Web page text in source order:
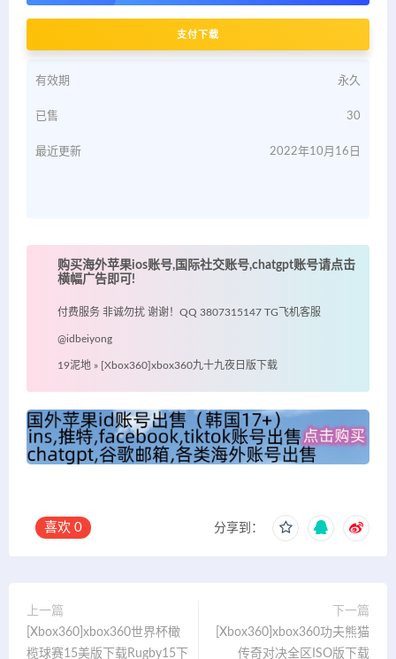
支付下载
有效期 永久
已售 30
最近更新 2022年10月16日
购买海外苹果ios账号,国际社交账号,chatgpt账号请点击
横幅广告即可!
付费服务 非诚勿扰 谢谢！QQ 3807315147 TG飞机客服
@idbeiyong
19泥地 » [Xbox360]xbox360九十九夜日版下载
喜欢 0 分享到：
上一篇
[Xbox360]xbox360世界杯橄
榄球赛15美版下载Rugby15下
下一篇
[Xbox360]xbox360功夫熊猫
传奇对决全区ISO版下载